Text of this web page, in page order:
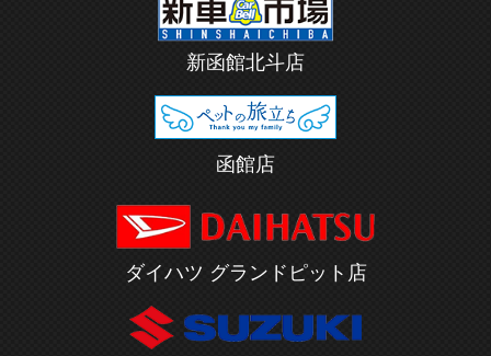
新函館北斗店
函館店
ダイハツ グランドピット店